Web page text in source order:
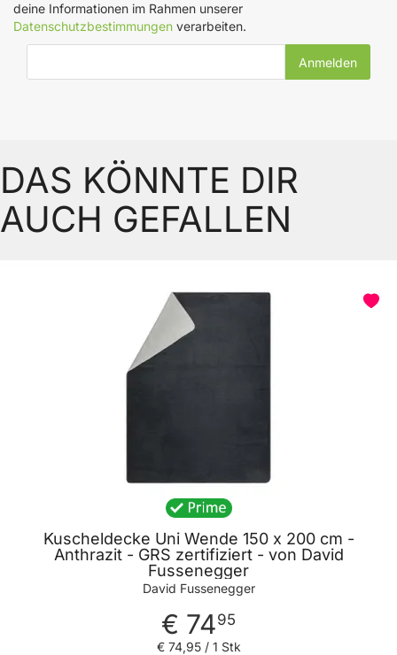
deine Informationen im Rahmen unserer
Datenschutzbestimmungen verarbeiten.
DAS KÖNNTE DIR
AUCH GEFALLEN
Kuscheldecke Uni Wende 150 x 200 cm -
Anthrazit - GRS zertifiziert - von David
Fussenegger
David Fussenegger
€ 7495
€ 74,95/ 1 Stk